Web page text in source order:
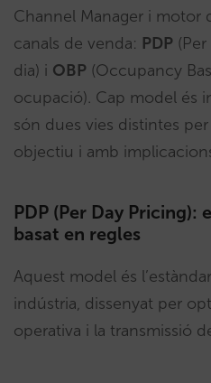
Channel Manager i motor
canals de venda: PDP
dia) i OBP (Occupancy
ocupació). Cap model és
són dues vies distintes
objectiu i amb
PDP (Per Day Pricing):
basat en regles
Aquest model és
indústria, dissenyat per
operativa i la transmissió